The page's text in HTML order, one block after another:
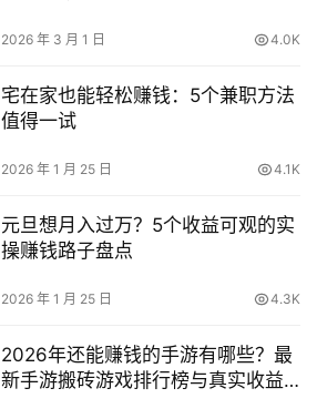
2026 年 3 月 1 日 4.0K
宅在家也能轻松赚钱：5个兼职方法
值得一试
2026 年 1 月 25 日 4.1K
元旦想月入过万？5个收益可观的实
操赚钱路子盘点
2026 年 1 月 25 日 4.3K
2026年还能赚钱的手游有哪些？最
新手游搬砖游戏排行榜与真实收益